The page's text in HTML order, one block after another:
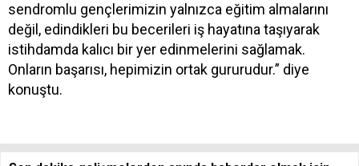
sendromlu gençlerimizin yalnızca eğitim almalarını
değil, edindikleri bu becerileri iş hayatına taşıyarak
istihdamda kalıcı bir yer edinmelerini sağlamak.
Onların başarısı, hepimizin ortak gururudur.” diye
konuştu.